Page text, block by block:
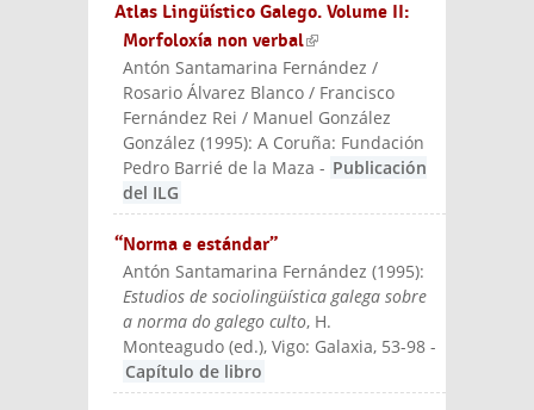
Atlas Lingüístico Galego. Volume II:
Morfoloxía non verbal(link is external)
Antón Santamarina Fernández /
Rosario Álvarez Blanco / Francisco
Fernández Rei / Manuel González
González(1995):A Coruña: Fundación
Pedro Barrié de la Maza - Publicación
del ILG
“Norma e estándar”
Antón Santamarina Fernández (1995):
Estudios de sociolingüística galega sobre
a norma do galego culto, H.
Monteagudo (ed.), Vigo: Galaxia, 53-98 -
Capítulo de libro